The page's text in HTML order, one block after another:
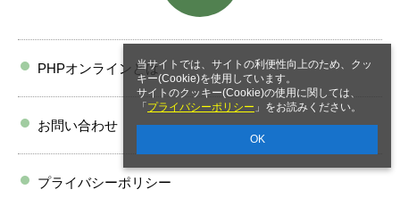
当サイトでは、サイトの利便性向上のため、クッ
キー(Cookie)を使用しています。
サイトのクッキー(Cookie)の使用に関しては、
「 プライバシーポリシー 」をお読みください。
OK
PHPオンラインとは
お問い合わせ
プライバシーポリシー